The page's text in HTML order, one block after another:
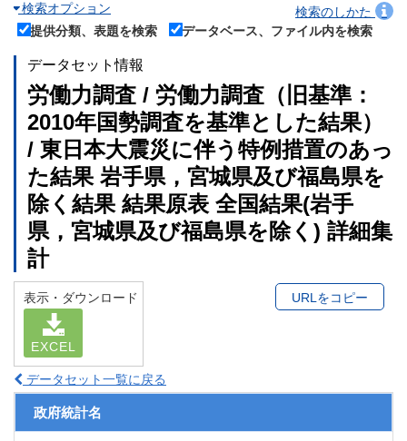
検索オプション
検索のしかた
提供分類、表題を検索
データベース、ファイル内を検索
データセット情報
労働力調査 / 労働力調査（旧基準：
2010年国勢調査を基準とした結果）
/ 東日本大震災に伴う特例措置のあっ
た結果 岩手県，宮城県及び福島県を
除く結果 結果原表 全国結果(岩手
県，宮城県及び福島県を除く) 詳細集
計
表示・ダウンロード
EXCEL
URLをコピー
データセット一覧に戻る
政府統計名